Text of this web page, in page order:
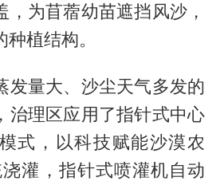
，为苜蓿幼苗遮挡风沙，
植结构。
发量大、沙尘天气多发的
治理区应用了指针式中心
式，以科技赋能沙漠农
灌，指针式喷灌机自动